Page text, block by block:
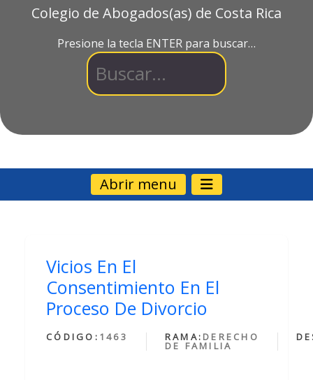
Colegio de Abogados(as) de Costa Rica
Presione la tecla ENTER para buscar…
Abrir menu
Vicios En El
Consentimiento En El
Proceso De Divorcio
CÓDIGO: 1463 RAMA: DERECHO
DE FAMILIA